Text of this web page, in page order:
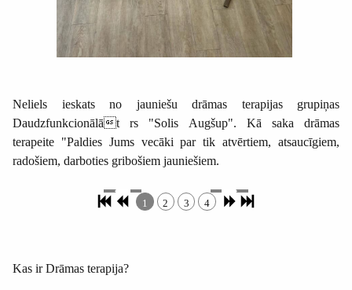
Neliels ieskats no jauniešu drāmas terapijas grupiņas
Daudzfunkcionālāt rs "Solis Augšup". Kā saka drāmas
terapeite "Paldies Jums vecāki par tik atvērtiem, atsaucīgiem,
radošiem, darboties gribošiem jauniešiem.
1 2 3 4
Kas ir Drāmas terapija?